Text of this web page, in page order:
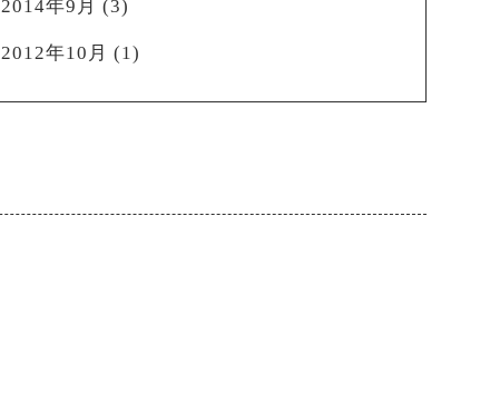
2014年9月 (3)
2012年10月 (1)